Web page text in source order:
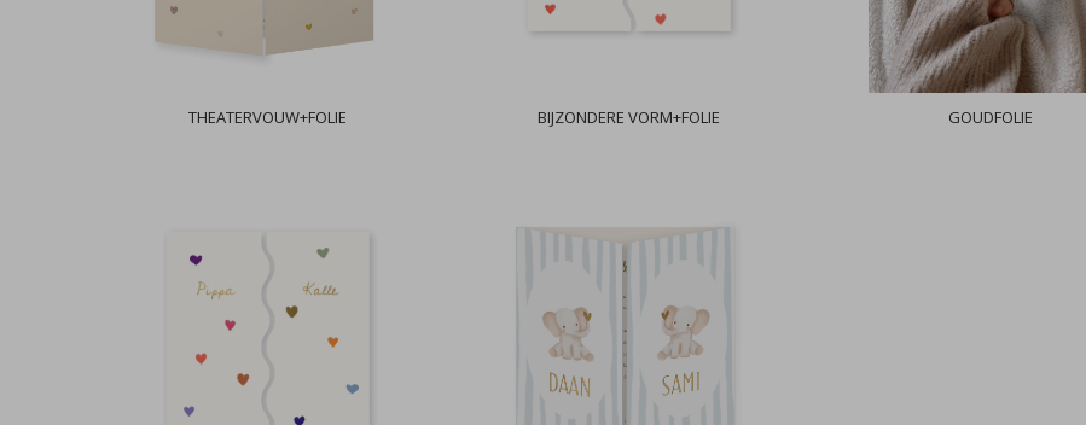
THEATERVOUW+FOLIE BIJZONDERE VORM+FOLIE GOUDFOLIE